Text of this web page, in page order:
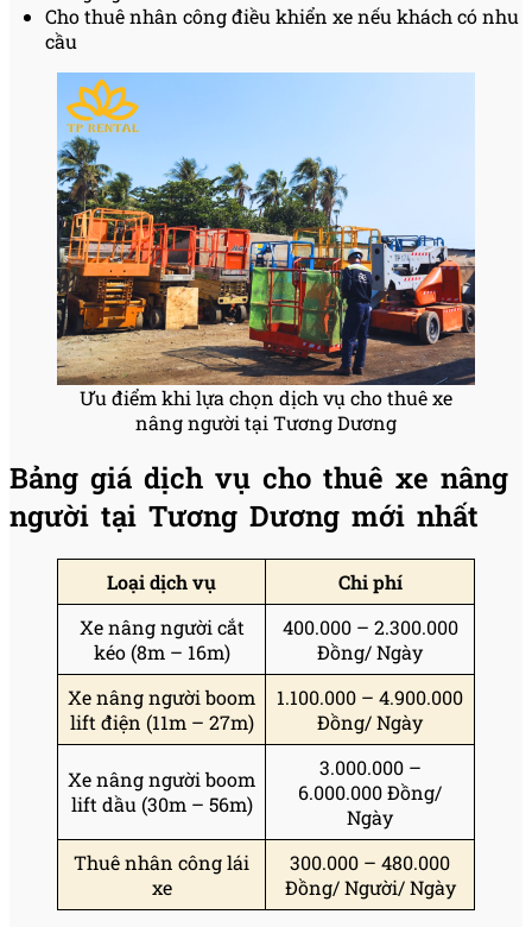
Cho thuê nhân công điều khiển xe nếu khách có nhu
cầu
Ưu điểm khi lựa chọn dịch vụ cho thuê xe
nâng người tại Tương Dương
Bảng giá dịch vụ cho thuê xe nâng
người tại Tương Dương mới nhất
Loại dịch vụ
Chi phí
Xe nâng người cắt
kéo (8m – 16m)
400.000 – 2.300.000
Đồng/ Ngày
Xe nâng người boom
lift điện (11m – 27m)
1.100.000 – 4.900.000
Đồng/ Ngày
Xe nâng người boom
lift dầu (30m – 56m)
3.000.000 –
6.000.000 Đồng/
Ngày
Thuê nhân công lái
xe
300.000 – 480.000
Đồng/ Người/ Ngày